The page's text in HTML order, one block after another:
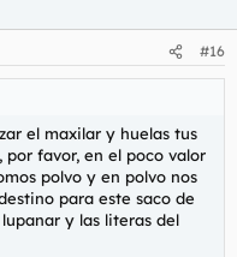
#16
el maxilar y huelas tus
por favor, en el poco valor
polvo y en polvo nos
para este saco de
y las literas del